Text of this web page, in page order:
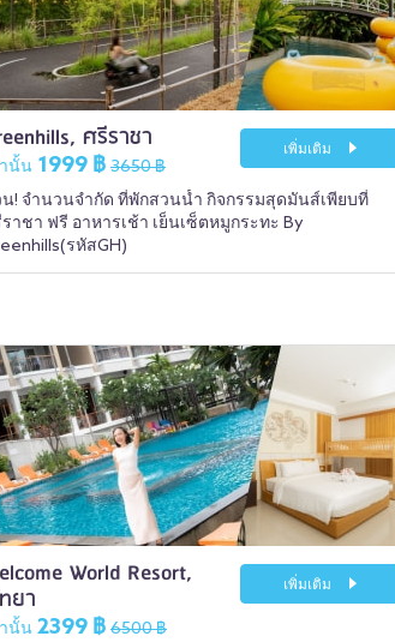
ศรีราชา
นั้น 1999 ฿ 3650 ฿
เพิ่มเติม
น! จำนวนจำกัด ที่พักสวนน้ำ กิจกรรมสุดมันส์เพียบที่
าชา ฟรี อาหารเช้า เย็นเซ็ตหมูกระทะ By
รหัสGH)
World Resort,
ยา
นั้น 2399 ฿ 6500 ฿
เพิ่มเติม